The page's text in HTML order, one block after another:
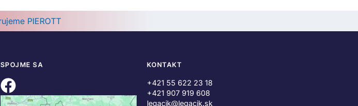
SPOJME SA KONTAKT
+421 55 622 23 18
+421 907 919 608
legacik@legacik.sk